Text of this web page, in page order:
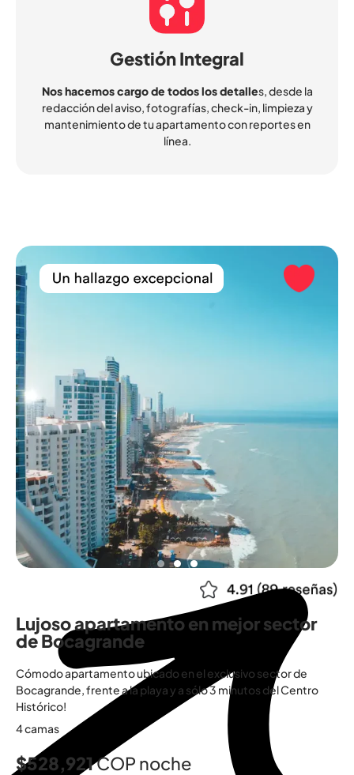
Gestión Integral
Nos hacemos cargo de todos los detalles, desde la
redacción del aviso, fotografías, check-in, limpieza y
mantenimiento de tu apartamento con reportes en
línea.
Lujoso apartamento en mejor sector
de Bocagrande
Cómodo apartamento ubicado en el exclusivo sector de
Bocagrande, frente a la playa y a sólo 3 minutos del Centro
Histórico!
4 camas
$528,921COP noche